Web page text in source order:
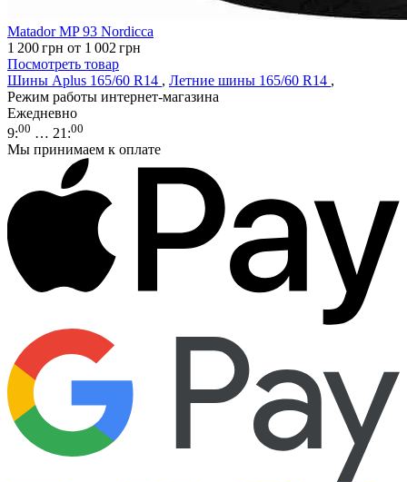
Matador MP 93 Nordicca
1 200грн от 1 002 грн
Посмотреть товар
Шины Aplus 165/60 R14 , Летние шины 165/60 R14 ,
Режим работы интернет-магазина
Ежедневно
9:00 … 21:00
Мы принимаем к оплате